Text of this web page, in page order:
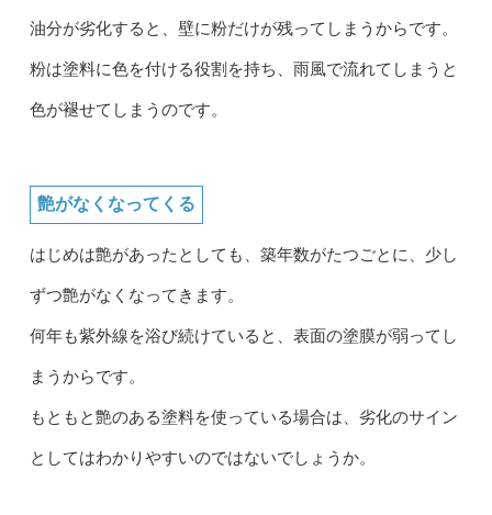
油分が劣化すると、壁に粉だけが残ってしまうからです。
粉は塗料に色を付ける役割を持ち、雨風で流れてしまうと
色が褪せてしまうのです。
艶がなくなってくる
はじめは艶があったとしても、築年数がたつごとに、少し
ずつ艶がなくなってきます。
何年も紫外線を浴び続けていると、表面の塗膜が弱ってし
まうからです。
もともと艶のある塗料を使っている場合は、劣化のサイン
としてはわかりやすいのではないでしょうか。